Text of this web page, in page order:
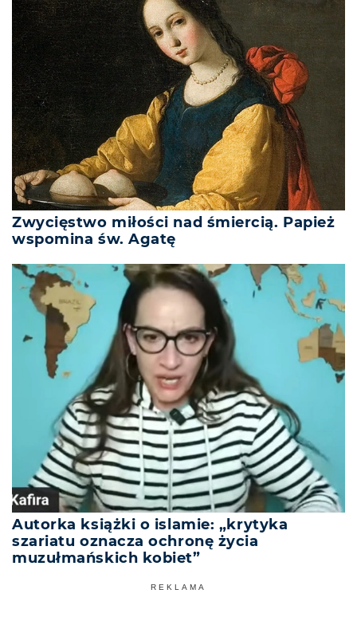
Zwycięstwo miłości nad śmiercią. Papież
wspomina św. Agatę
Autorka książki o islamie: „krytyka
szariatu oznacza ochronę życia
muzułmańskich kobiet”
REKLAMA